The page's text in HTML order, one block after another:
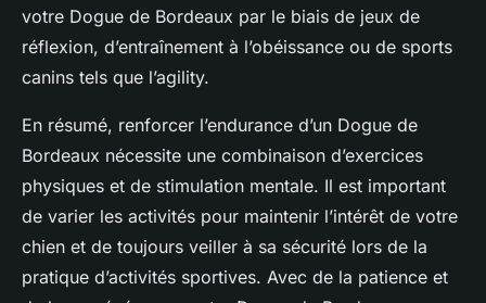
votre Dogue de Bordeaux par le biais de jeux de
réflexion, d’entraînement à l’obéissance ou de sports
canins tels que l’agility.
En résumé, renforcer l’endurance d’un Dogue de
Bordeaux nécessite une combinaison d’exercices
physiques et de stimulation mentale. Il est important
de varier les activités pour maintenir l’intérêt de votre
chien et de toujours veiller à sa sécurité lors de la
pratique d’activités sportives. Avec de la patience et